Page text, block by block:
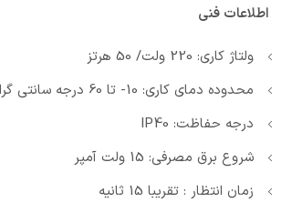
اطلاعات فنی
ولتاژ کاری: 220 ولت/ 50 هرتز
محدوده دمای کاری: 10- تا 60 درجه سانتی گراد
درجه حفاظت: IP40
شروع برق مصرفی: 15 ولت آمپر
زمان انتظار : تقریبا 15 ثانیه